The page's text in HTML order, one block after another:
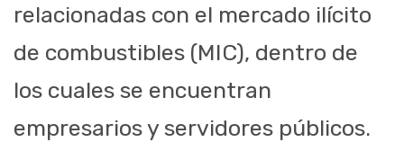
relacionadas con el mercado ilícito
de combustibles (MIC), dentro de
los cuales se encuentran
empresarios y servidores públicos.